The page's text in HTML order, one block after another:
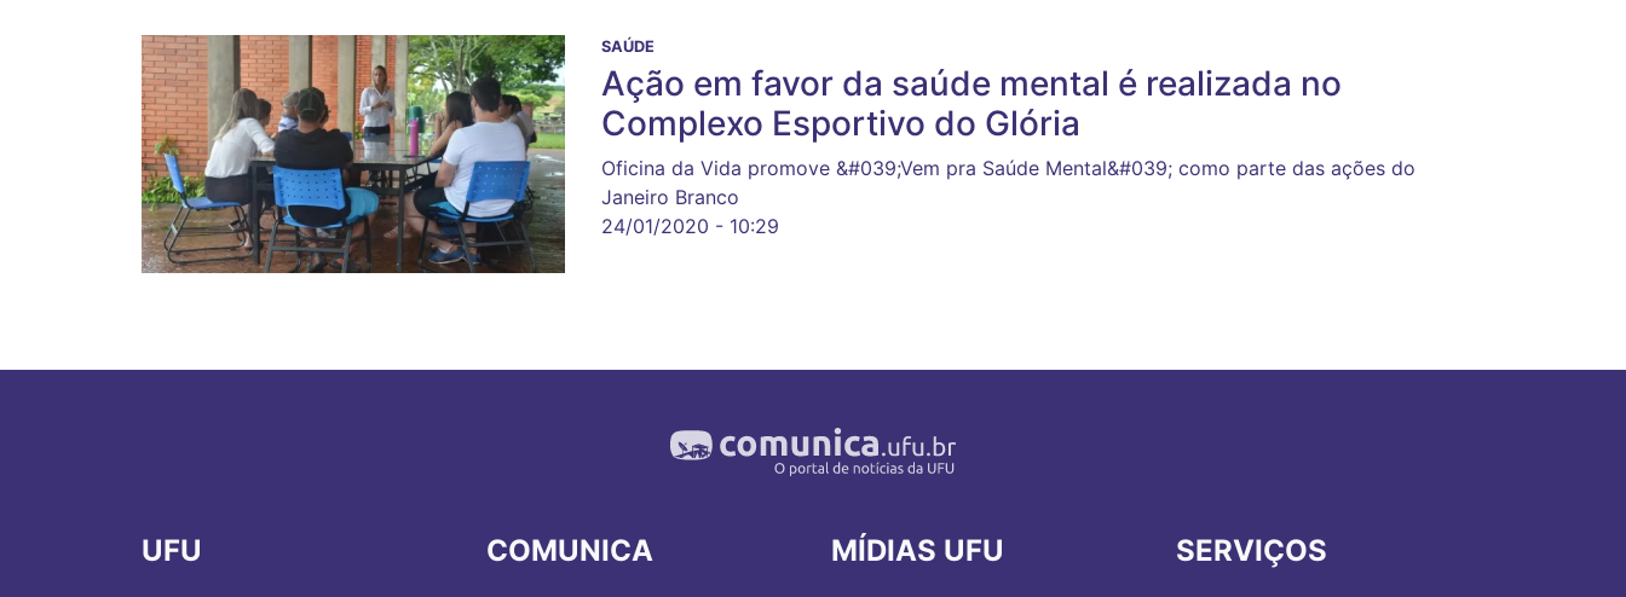
SAÚDE
Ação em favor da saúde mental é realizada no
Complexo Esportivo do Glória
Oficina da Vida promove &#039;Vem pra Saúde Mental&#039; como parte das ações do
Janeiro Branco
24/01/2020 - 10:29
UFU COMUNICA MÍDIAS UFU SERVIÇOS